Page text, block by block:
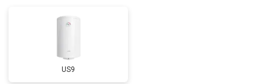
US9